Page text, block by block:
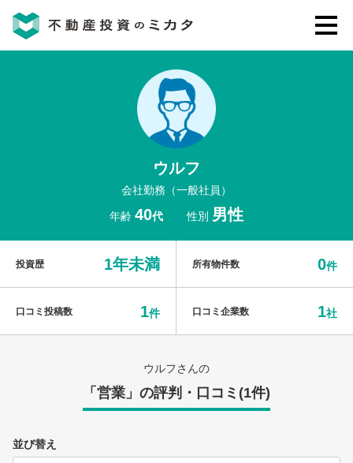
不動産投資のミカタとは
不動産投資会社の評判・口コミ
ウルフ
会社勤務（一般社員）
年齢 40代 性別 男性
投資歴 1年未満 所有物件数 0件
口コミ投稿数 1件 口コミ企業数 1社
ウルフさんの
「営業」の評判・口コミ(1件)
並び替え